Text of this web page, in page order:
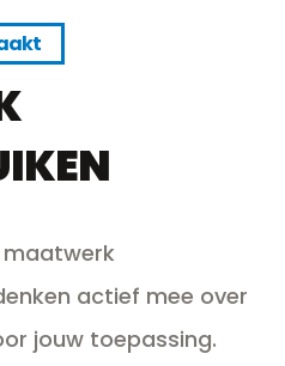
maatwerk
actief mee over
jouw toepassing.